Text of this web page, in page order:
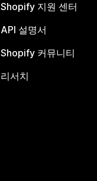
Shopify 지원 센터
API 설명서
Shopify 커뮤니티
리서치